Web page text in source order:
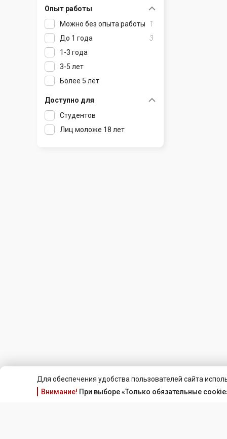
Для обеспечения удобства пользователей сайта
Внимание! При выборе «Только обязательные
Раков
Ратомка
Самохваловичи
Сеница
Слуцк
Смиловичи
Смолевичи
Солигорск
Старые Дороги
Шклов
Опыт работы
Можно без опыта работы
1
До 1 года
3
1-3 года
3-5 лет
Более 5 лет
Доступно для
Студентов
Лиц моложе 18 лет